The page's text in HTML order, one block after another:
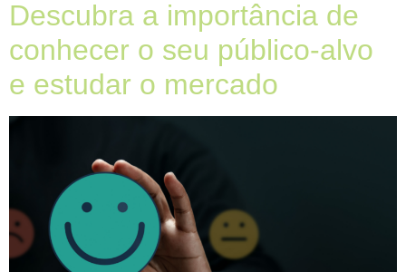
Descubra a importância de
conhecer o seu público-alvo
e estudar o mercado